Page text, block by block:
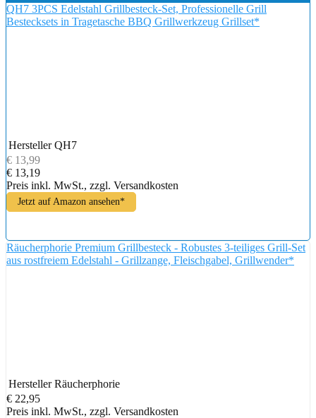
QH7 3PCS Edelstahl Grillbesteck-Set, Professionelle Grill
Bestecksets in Tragetasche BBQ Grillwerkzeug Grillset*
Hersteller QH7
€ 13,99
€ 13,19
Preis inkl. MwSt., zzgl. Versandkosten
Jetzt auf Amazon ansehen*
Räucherphorie Premium Grillbesteck - Robustes 3-teiliges Grill-Set
aus rostfreiem Edelstahl - Grillzange, Fleischgabel, Grillwender*
Hersteller Räucherphorie
€ 22,95
Preis inkl. MwSt., zzgl. Versandkosten